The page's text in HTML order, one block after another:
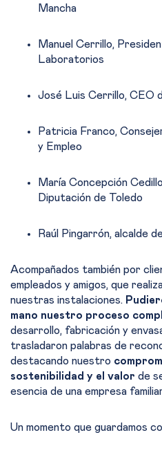
Mancha
Manuel Cerrillo,
Laboratorios
José Luis Cerrillo, CEO
Patricia Franco,
y Empleo
María Concepción
Diputación de Toledo
Raúl Pingarrón, alcalde
Acompañados también por
empleados y amigos, que
nuestras instalaciones.
mano nuestro proceso
desarrollo, fabricación y
trasladaron palabras de
destacando nuestro
sostenibilidad y el valor de
esencia de una empresa
Un momento que guardamos